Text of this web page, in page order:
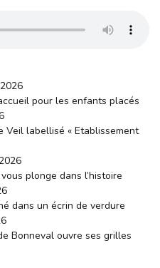
pour les enfants placés
Veil labellisé « Etablissement
plonge dans l’histoire
dans un écrin de verdure
Bonneval ouvre ses grilles